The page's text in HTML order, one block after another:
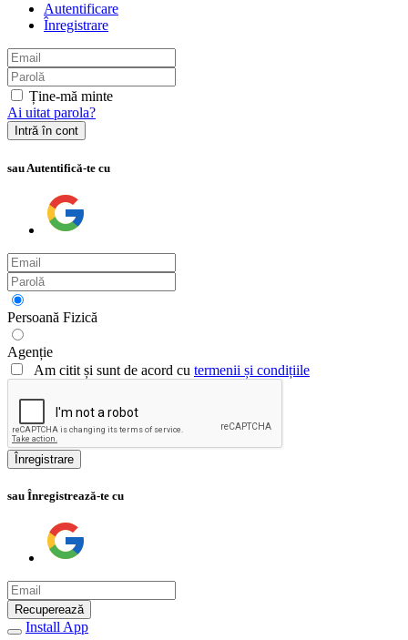
Autentificare
Înregistrare
Ține-mă minte
Ai uitat parola?
Intră în cont
sau Autentifică-te cu
Persoană Fizică
Agenție
Am citit și sunt de acord cu termenii și condițiile
Înregistrare
sau Înregistrează-te cu
Recuperează
Install App